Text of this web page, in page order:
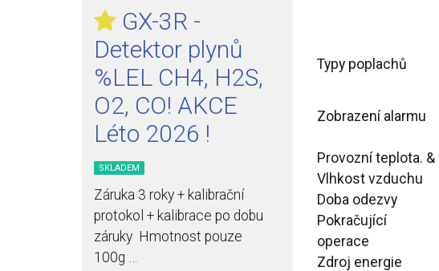
Typy poplachů
Zobrazení alarmu
Provozní teplota. &
Vlhkost vzduchu
Doba odezvy
Pokračující
operace
Zdroj energie
GX-3R -
Detektor plynů
%LEL CH4, H2S,
O2, CO! AKCE
Léto 2026 !
SKLADEM
Záruka 3 roky + kalibrační
protokol + kalibrace po dobu
záruky Hmotnost pouze
100g …